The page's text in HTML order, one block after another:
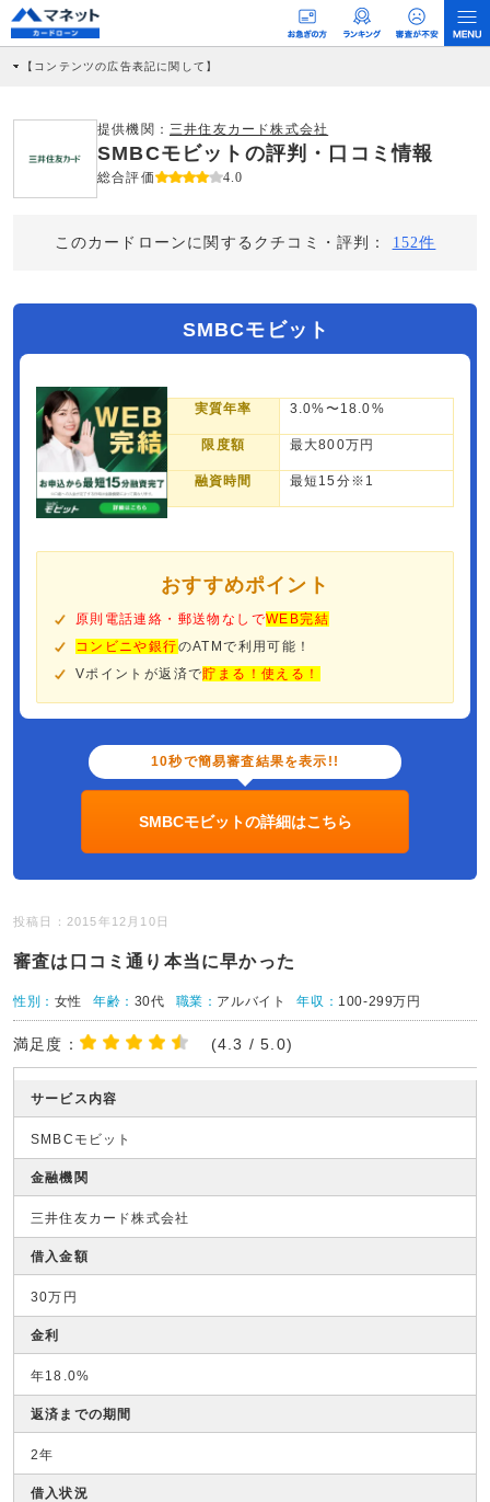
【コンテンツの広告表記に関して】
社に対して企業から紹介報酬が支払われるという収益モデルです。 ただし、特定の
商品を根拠なくPRするものではなく、当編集部の調査／ユーザーへの口コミ収集な
どに基づき、公平性を担保した情報提供を行っています。
提供機関： 三井住友カード株式会社
SMBCモビットの評判・口コミ情報
総合評価 4.0
このカードローンに関するクチコミ・評判： 152件
SMBCモビット
実質年率 3.0%〜18.0%
限度額 最大800万円
融資時間 最短15分※1
おすすめポイント
原則電話連絡・郵送物なしでWEB完結
コンビニや銀行のATMで利用可能！
Vポイントが返済で貯まる！使える！
10秒で簡易審査結果を表示!!
SMBCモビットの詳細はこちら
投稿日：2015年12月10日
審査は口コミ通り本当に早かった
性別： 女性 年齢： 30代 職業： アルバイト 年収： 100-299万円
満足度： (4.3 / 5.0)
サービス内容
SMBCモビット
金融機関
三井住友カード株式会社
借入金額
30万円
金利
年18.0%
返済までの期間
2年
借入状況